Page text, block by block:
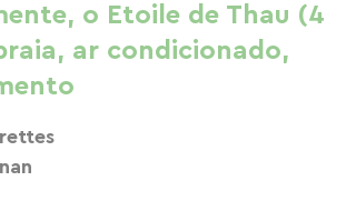
o Etoile de Thau (4
ar condicionado,